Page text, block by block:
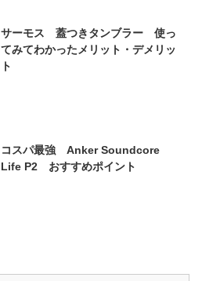
サーモス 蓋つきタンブラー 使っ
てみてわかったメリット・デメリッ
ト
コスパ最強 Anker Soundcore
Life P2 おすすめポイント